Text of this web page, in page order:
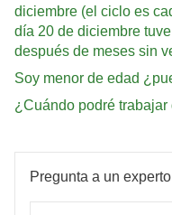
diciembre (el ciclo es
día 20 de diciembre
después de meses sin
Soy menor de edad
¿Cuándo podré
Pregunta a un